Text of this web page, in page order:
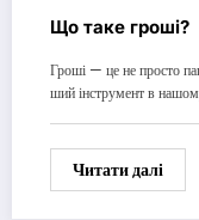
Що таке гроші?
Гроші — це не просто
ший інструмент в
Читати далі